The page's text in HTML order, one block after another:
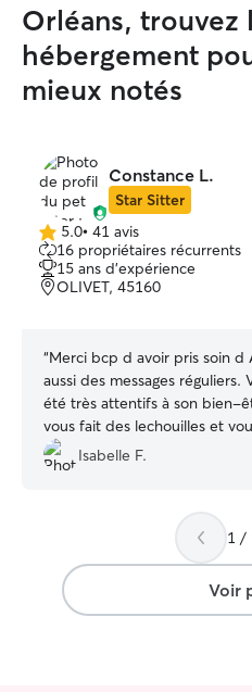
Orléans, trouvez
hébergement
mieux notés
Constance L.
Star Sitter
5.0 étoile(s)
sur
5
5.0• 41 avis
16 propriétaires récurrents
15 ans d'expérience
OLIVET, 45160
“Merci bcp d avoir pris soin d
aussi des messages réguliers.
été très attentifs à son bien-
vous fait des lechouilles et
bientôt en toute confiance.
Isabelle F.
1 /
Voir